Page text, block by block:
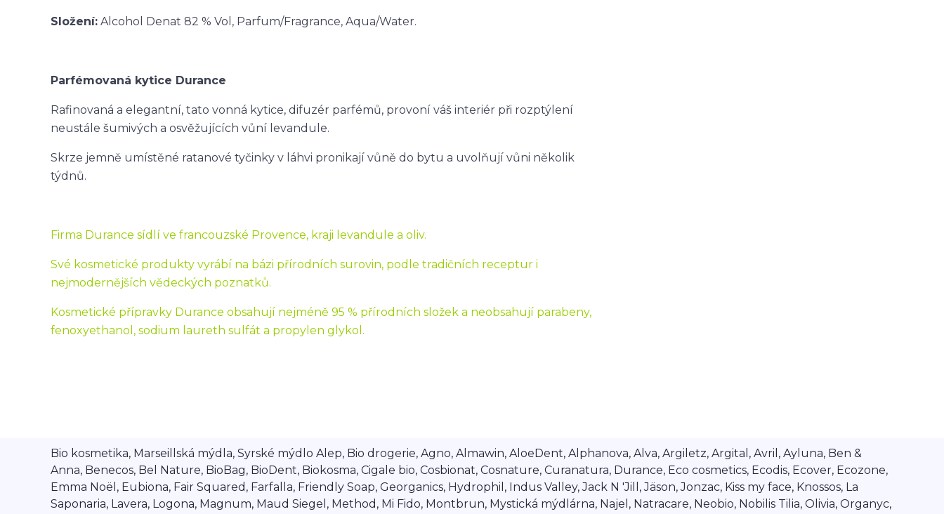
Složení: Alcohol Denat 82 % Vol, Parfum/Fragrance, Aqua/Water.
Parfémovaná kytice Durance
Rafinovaná a elegantní, tato vonná kytice, difuzér parfémů, provoní váš interiér při rozptýlení
neustále šumivých a osvěžujících vůní levandule.
Skrze jemně umístěné ratanové tyčinky v láhvi pronikají vůně do bytu a uvolňují vůni několik
týdnů.
Firma Durance sídlí ve francouzské Provence, kraji levandule a oliv.
Své kosmetické produkty vyrábí na bázi přírodních surovin, podle tradičních receptur i
nejmodernějších vědeckých poznatků.
Kosmetické přípravky Durance obsahují nejméně 95 % přírodních složek a neobsahují parabeny,
fenoxyethanol, sodium laureth sulfát a propylen glykol.
Bio kosmetika, Marseillská mýdla, Syrské mýdlo Alep, Bio drogerie, Agno, Almawin, AloeDent, Alphanova, Alva, Argiletz, Argital, Avril, Ayluna, Ben &
Anna, Benecos, Bel Nature, BioBag, BioDent, Biokosma, Cigale bio, Cosbionat, Cosnature, Curanatura, Durance, Eco cosmetics, Ecodis, Ecover, Ecozone,
Emma Noël, Eubiona, Fair Squared, Farfalla, Friendly Soap, Georganics, Hydrophil, Indus Valley, Jack N 'Jill, Jäson, Jonzac, Kiss my face, Knossos, La
Saponaria, Lavera, Logona, Magnum, Maud Siegel, Method, Mi Fido, Montbrun, Mystická mýdlárna, Najel, Natracare, Neobio, Nobilis Tilia, Olivia, Organyc,